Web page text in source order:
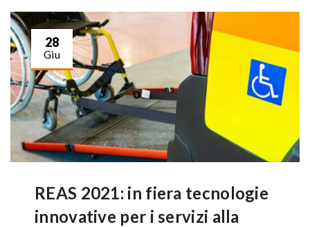
28
Giu
REAS 2021: in fiera tecnologie
innovative per i servizi alla